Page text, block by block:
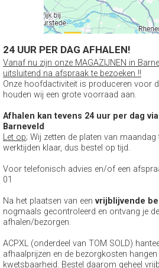
24 UUR PER DAG AFHALEN!
Vanaf nu zijn onze MAGAZIJNEN in
uitsluitend na afspraak te bezoeken !!
Onze hoofdactiviteit is produceren voor
houden wij een grote voorraad aan.
Afhalen kan tevens 24 uur per dag
Barneveld
Let op; Wij zetten de platen van
werktijden klaar, dus bestel op tijd.
Voor telefonisch advies en/of een
01
Na het plaatsen van een vrijblijvende
nogmaals gecontroleerd en ontvang je
afhalen/bezorgen.
ACPXL (onderdeel van TOM SOLD)
afhaalprijzen en de bezorgkosten
kwetsbaarheid. Bestel daarom geheel